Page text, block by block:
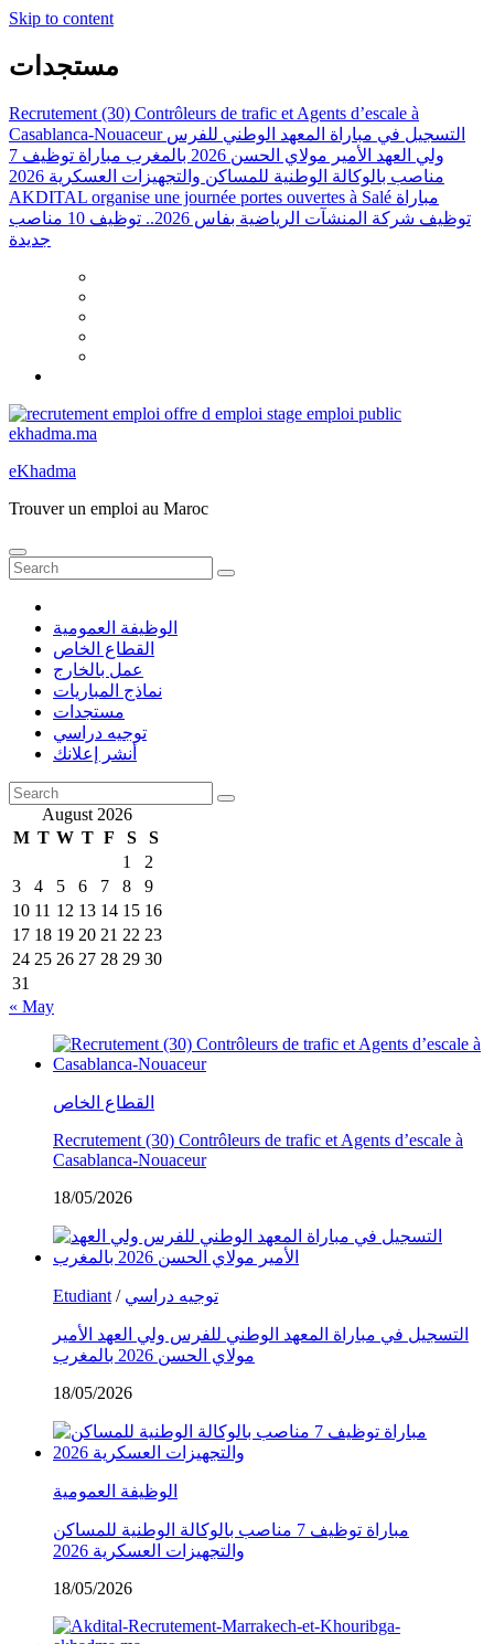
Skip to content
مستجدات
Recrutement (30) Contrôleurs de trafic et Agents d’escale à
Casablanca-Nouaceur التسجيل في مباراة المعهد الوطني للفرس
ولي العهد الأمير مولاي الحسن 2026 بالمغرب
مباراة توظيف 7
مناصب بالوكالة الوطنية للمساكن والتجهيزات العسكرية 2026
AKDITAL organise une journée portes ouvertes à Salé مباراة
توظيف شركة المنشآت الرياضية بفاس 2026.. توظيف 10 مناصب
جديدة
eKhadma
Trouver un emploi au Maroc
الوظيفة العمومية
القطاع الخاص
عمل بالخارج
نماذج المباريات
مستجدات
توجيه دراسي
أنشر إعلانك
August 2026
M T W T F S
S
1
2
3
4 5 6 7 8
9
10 11 12 13 14 15 16
17 18 19 20 21 22 23
24 25 26 27 28 29 30
31
« May
القطاع الخاص
Recrutement (30) Contrôleurs de trafic et Agents d’escale à
Casablanca-Nouaceur
18/05/2026
Etudiant / توجيه دراسي
التسجيل في مباراة المعهد الوطني للفرس ولي العهد الأمير
مولاي الحسن 2026 بالمغرب
18/05/2026
الوظيفة العمومية
مباراة توظيف 7 مناصب بالوكالة الوطنية للمساكن
والتجهيزات العسكرية 2026
18/05/2026